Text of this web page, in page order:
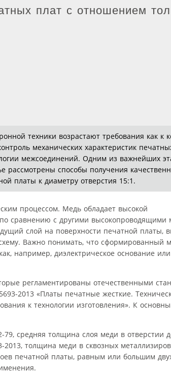
плат с отношением
техники возрастают требования как к
механических характеристик
межсоединений. Одним из важнейших
рассмотрены способы получения
платы к диаметру отверстия 15:1.
процессом. Медь обладает высокой
сравнению с другими высокопроводящими
слой на поверхности печатной платы,
Важно понимать, что
например, диэлектрическое основание
регламентированы отечественными
2013 «Платы печатные жесткие.
к технологии изготовления». К
79, средняя толщина слоя меди в отверстии
толщина меди в сквозных
печатной платы, равным или большим